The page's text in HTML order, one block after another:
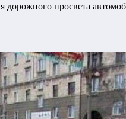
просвета